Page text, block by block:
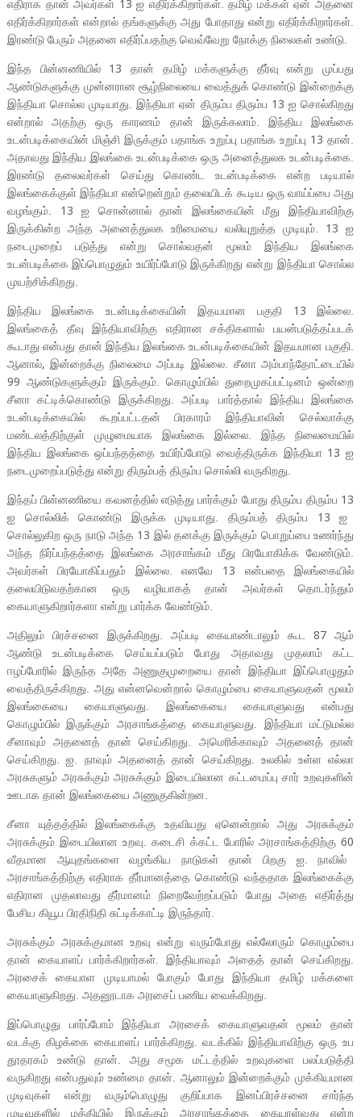
எதிராக தான் அவர்கள் 13 ஐ எதிர்க்கிறார்கள். தமிழ் மக்கள் ஏன் அதனை
எதிர்க்கிறார்கள் என்றால் தங்களுக்கு அது போதாது என்று எதிர்க்கிறார்கள்.
இரண்டு பேரும் அதனை எதிர்ப்பதற்கு வெவ்வேறு நோக்கு நிலைகள் உண்டு.
இந்த பின்னணியில் 13 தான் தமிழ் மக்களுக்கு தீர்வு என்று முப்பது
ஆண்டுகளுக்கு முன்னரான சூழ்நிலையை வைத்துக் கொண்டு இன்றைக்கு
இந்தியா சொல்ல முடியாது. இந்தியா ஏன் திரும்ப திரும்ப 13 ஐ சொல்கிறது
என்றால் அதற்கு ஒரு காரணம் தான் இருக்கலாம். இந்திய இலங்கை
உடன்படிக்கையின் மிஞ்சி இருக்கும் பதாங்க உறுப்பு பதாங்க உறுப்பு 13 தான்.
அதாவது இந்திய இலங்கை உடன்படிக்கை ஒரு அனைத்துலக உடன்படிக்கை.
இரண்டு தலைவர்கள் செய்து கொண்ட உடன்படிக்கை என்ற படியால்
இலங்கைக்குள் இந்தியா என்றென்றும் தலையிடக் கூடிய ஒரு வாய்ப்பை அது
வழங்கும். 13 ஐ சொன்னால் தான் இலங்கையின் மீது இந்தியாவிற்கு
இருக்கின்ற அந்த அனைத்துலக உரிமையை வலியுறுத்த முடியும். 13 ஐ
நடைமுறைப் படுத்து என்று சொல்வதன் மூலம் இந்திய இலங்கை
உடன்படிக்கை இப்பொழுதும் உயிர்ப்போடு இருக்கிறது என்று இந்தியா சொல்ல
முயற்சிக்கிறது.
இந்திய இலங்கை உடன்படிக்கையின் இதயமான பகுதி 13 இல்லை.
இலங்கைத் தீவு இந்தியாவிற்கு எதிரான சக்திகளால் பயன்படுத்தப்படக்
கூடாது என்பது தான் இந்திய இலங்கை உடன்படிக்கையின் இதயமான பகுதி.
ஆனால்,இன்றைக்கு நிலைமை அப்படி இல்லை. சீனா அம்பாந்தோட்டையில்
99 ஆண்டுகளுக்கும் இருக்கும். கொழும்பில் துறைமுகப்பட்டினம் ஒன்றை
சீனா கட்டிக்கொண்டு இருக்கிறது. அப்படி பார்த்தால் இந்திய இலங்கை
உடன்படிக்கையில் கூறப்பட்டதன் பிரகாரம் இந்தியாவின் செல்வாக்கு
மண்டலத்திற்குள் முழுமையாக இலங்கை இல்லை. இந்த நிலைமையில்
இந்திய இலங்கை ஒப்பந்தத்தை உயிர்ப்போடு வைத்திருக்க இந்தியா 13 ஐ
நடைமுறைப்படுத்து என்று திரும்பத் திரும்ப சொல்லி வருகிறது.
இந்தப் பின்னணியை கவனத்தில் எடுத்து பார்க்கும் போது திரும்ப திரும்ப 13
ஐ சொல்லிக் கொண்டு இருக்க முடியாது. திரும்பத் திரும்ப 13 ஐ
சொல்லுகிற ஒரு நாடு அந்த 13 இல் தனக்கு இருக்கும் பொறுப்பை உணர்ந்து
அந்த நிர்ப்பந்தத்தை இலங்கை அரசாங்கம் மீது பிரயோகிக்க வேண்டும்.
அவர்கள் பிரயோகிப்பதும் இல்லை. எனவே 13 என்பதை இலங்கையில்
தலையிடுவதற்கான ஒரு வழியாகத் தான் அவர்கள் தொடர்ந்தும்
கையாளுகிறார்களா என்று பார்க்க வேண்டும்.
அதிலும் பிரச்சனை இருக்கிறது. அப்படி கையாண்டாலும் கூட87 ஆம்
ஆண்டு உடன்படிக்கை செய்யப்படும் போது அதாவது முதலாம் கட்ட
ஈழப்போரில் இருந்த அதே அணுகுமுறையை தான் இந்தியா இப்பொழுதும்
வைத்திருக்கிறது. அது என்னவென்றால் கொழும்பை கையாளுவதன் மூலம்
இலங்கையை கையாளுவது. இலங்கையை கையாளுவது என்பது
கொழும்பில் இருக்கும் அரசாங்கத்தை கையாளுவது. இந்தியா மட்டுமல்ல
சீனாவும் அதனைத் தான் செய்கிறது. அமெரிக்காவும் அதனைத் தான்
செய்கிறது. ஐ. நாவும் அதனைத் தான் செய்கிறது. உலகில் உள்ள எல்லா
அரசுகளும் அரசுக்கும் அரசுக்கும் இடையிலான கட்டமைப்பு சார் உறவுகளின்
ஊடாக தான் இலங்கையை அணுகுகின்றன.
சீனா யுத்தத்தில் இலங்கைக்கு உதவியது ஏனென்றால் அது அரசுக்கும்
அரசுக்கும் இடையிலான உறவு. கடைசி க்கட்ட போரில் அரசாங்கத்திற்கு60
வீதமான ஆயுதங்களை வழங்கிய நாடுகள் தான் பிறகு ஐ. நாவில்
அரசாங்கத்திற்கு எதிராக தீர்மானத்தை கொண்டு வந்ததாக இலங்கைக்கு
எதிரான முதலாவது தீர்மானம் நிறைவேற்றப்படும் போது அதை எதிர்த்து
பேசிய கியூப பிரதிநிதி சுட்டிக்காட்டி இருந்தார்.
அரசுக்கும் அரசுக்குமான உறவு என்று வரும்போது எல்லோரும் கொழும்பை
தான் கையாளப் பார்க்கிறார்கள். இந்தியாவும் அதைத் தான் செய்கிறது.
அரசைக் கையாள முடியாமல் போகும் போது இந்தியா தமிழ் மக்களை
கையாளுகிறது. அதனூடாக அரசைப் பணிய வைக்கிறது.
இப்பொழுது பார்ப்போம் இந்தியா அரசைக் கையாளுவதன் மூலம் தான்
வடக்கு கிழக்கை கையாளப் பார்க்கிறது. வடக்கில் இந்தியாவிற்கு ஒரு உப
தூதரகம் உண்டு தான். அது சமூக மட்டத்தில் உறவுகளை பலப்படுத்தி
வருகிறது என்பதுவும் உண்மை தான். ஆனாலும் இன்றைக்கும் முக்கியமான
முடிவுகள் என்று வரும்பொழுது குறிப்பாக இனப்பிரச்சனை சார்ந்த
முடிவுகளில் மத்தியில் இருக்கும் அரசாங்கத்தை கையாள்வது என்ற